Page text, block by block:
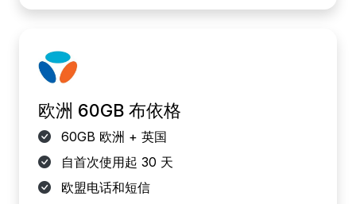
欧洲 60GB 布依格
60GB 欧洲 + 英国
自首次使用起 30 天
欧盟电话和短信